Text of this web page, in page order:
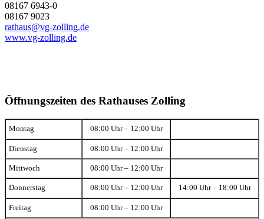
08167 6943-0
08167 9023
rathaus@vg-zolling.de
www.vg-zolling.de
Öffnungszeiten des Rathauses Zolling
Montag 08:00 Uhr – 12:00 Uhr
Dienstag 08:00 Uhr – 12:00 Uhr
Mittwoch 08:00 Uhr – 12:00 Uhr
Donnerstag 08:00 Uhr – 12:00 Uhr 14:00 Uhr – 18:00 Uhr
Freitag 08:00 Uhr – 12:00 Uhr